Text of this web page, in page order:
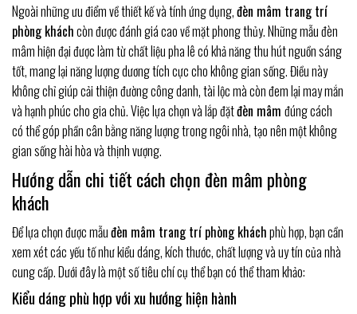
Ngoài những ưu điểm về thiết kế và tính ứng dụng,đèn mâm trang trí
phòng kháchcòn được đánh giá cao về mặt phong thủy. Những mẫu đèn
mâm hiện đại được làm từ chất liệu pha lê có khả năng thu hút nguồn sáng
tốt, mang lại năng lượng dương tích cực cho không gian sống. Điều này
không chỉ giúp cải thiện đường công danh, tài lộc mà còn đem lại may mắn
và hạnh phúc cho gia chủ. Việc lựa chọn và lắp đặtđèn mâm đúng cách
có thể góp phần cân bằng năng lượng trong ngôi nhà, tạo nên một không
gian sống hài hòa và thịnh vượng.
Hướng dẫn chi tiết cách chọn đèn mâm phòng
khách
Để lựa chọn được mẫuđèn mâm trang trí phòng kháchphù hợp, bạn cần
xem xét các yếu tố như kiểu dáng, kích thước, chất lượng và uy tín của nhà
cung cấp. Dưới đây là một số tiêu chí cụ thể bạn có thể tham khảo:
Kiểu dáng phù hợp với xu hướng hiện hành